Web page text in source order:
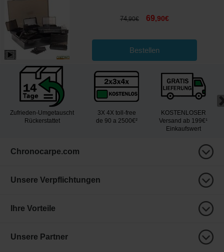
74,90€ 69,90€
Bestellen
Zufrieden-Umgetauscht
Rückerstattet
3X 4X toll-free
de 90 a 2500€²
KOSTENLOSER
Versand ab 199€¹
Einkaufswert
Chronocarpe.com
Unsere Verpflichtungen
Ihre Vorteile
Unsere Partner